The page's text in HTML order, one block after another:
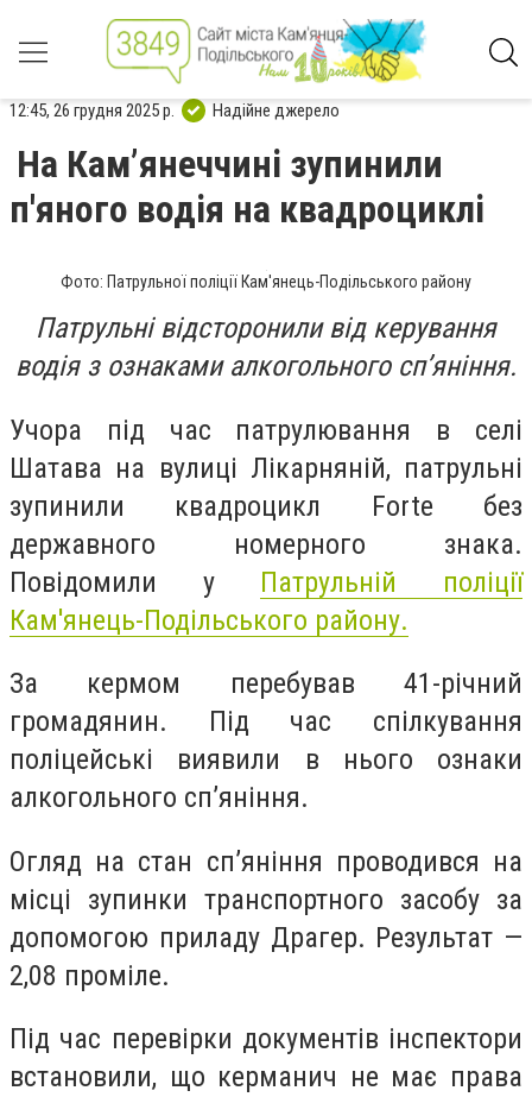
12:45, 26 грудня 2025 р. Надійне джерело
На Камʼянеччині зупинили
п'яного водія на квадроциклі
Фото: Патрульної поліції Кам'янець-Подільського району
Патрульні відсторонили від керування
водія з ознаками алкогольного сп’яніння.
Учора під час патрулювання в селі
Шатава на вулиці Лікарняній, патрульні
зупинили квадроцикл Forte без
державного номерного знака.
Повідомили у Патрульній поліції
Кам'янець-Подільського району.
За кермом перебував 41-річний
громадянин. Під час спілкування
поліцейські виявили в нього ознаки
алкогольного сп’яніння.
Огляд на стан сп’яніння проводився на
місці зупинки транспортного засобу за
допомогою приладу Драгер. Результат —
2,08 проміле.
Під час перевірки документів інспектори
встановили, що керманич не має права